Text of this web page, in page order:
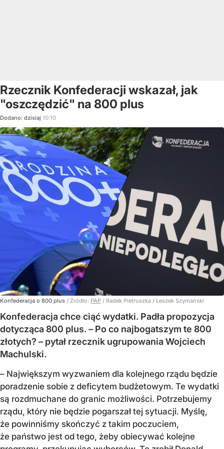
Rzecznik Konfederacji wskazał, jak
"oszczędzić" na 800 plus
Dodano: dzisiaj 10:10
Konfederacja o 800 plus / Źródło: PAP / Radek Pietruszka / Leszek Szymański
Konfederacja chce ciąć wydatki. Padła propozycja
dotycząca 800 plus. – Po co najbogatszym te 800
złotych? – pytał rzecznik ugrupowania Wojciech
Machulski.
– Największym wyzwaniem dla kolejnego rządu będzie
poradzenie sobie z deficytem budżetowym. Te wydatki
są rozdmuchane do granic możliwości. Potrzebujemy
rządu, który nie będzie pogarszał tej sytuacji. Myślę,
że powinniśmy skończyć z takim poczuciem,
że państwo jest od tego, żeby obiecywać kolejne